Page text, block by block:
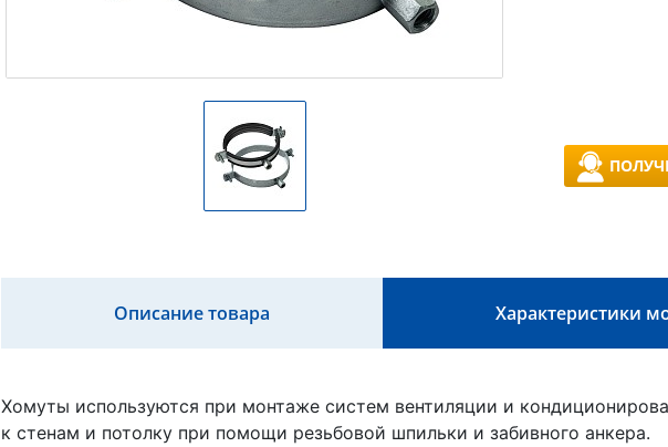
Описание товара Характеристики
Хомуты используются при монтаже систем вентиляции и
к стенам и потолку при помощи резьбовой шпильки и забивного анкера.